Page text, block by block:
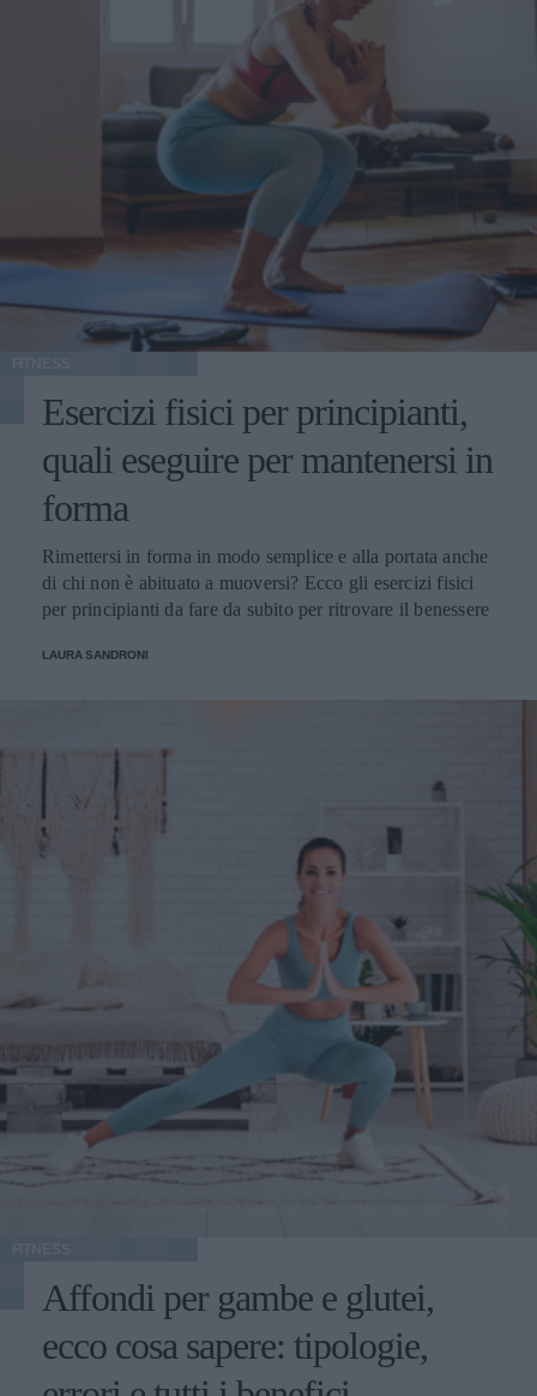
Esercizi fisici per principianti,
quali eseguire per mantenersi in
forma
Rimettersi in forma in modo semplice e alla portata anche
di chi non è abituato a muoversi? Ecco gli esercizi fisici
per principianti da fare da subito per ritrovare il benessere
LAURA SANDRONI
Affondi per gambe e glutei,
ecco cosa sapere: tipologie,